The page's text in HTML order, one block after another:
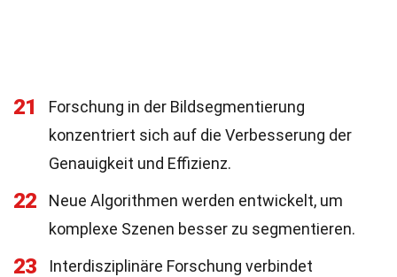
21
Forschung in der Bildsegmentierung
konzentriert sich auf die Verbesserung der
Genauigkeit und Effizienz.
22
Neue Algorithmen werden entwickelt, um
komplexe Szenen besser zu segmentieren.
23 Interdisziplinäre Forschung verbindet